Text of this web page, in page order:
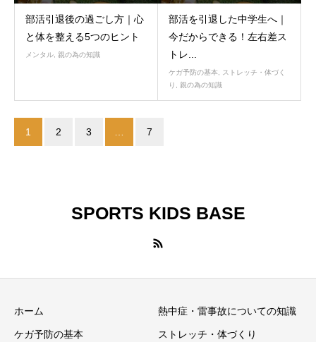
部活引退後の過ごし方｜心
と体を整える5つのヒント
メンタル 親の為の知識
部活を引退した中学生へ｜
今だからできる！左右差ス
トレ...
ケガ予防の基本
ストレッチ・体づく
り
親の為の知識
1 2 3 7
SPORTS KIDS BASE
ホーム 熱中症・雷事故についての知識
ケガ予防の基本 ストレッチ・体づくり